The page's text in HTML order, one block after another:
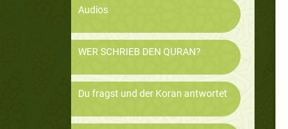
Audios
WER SCHRIEB DEN QURAN?
Du fragst und der Koran antwortet